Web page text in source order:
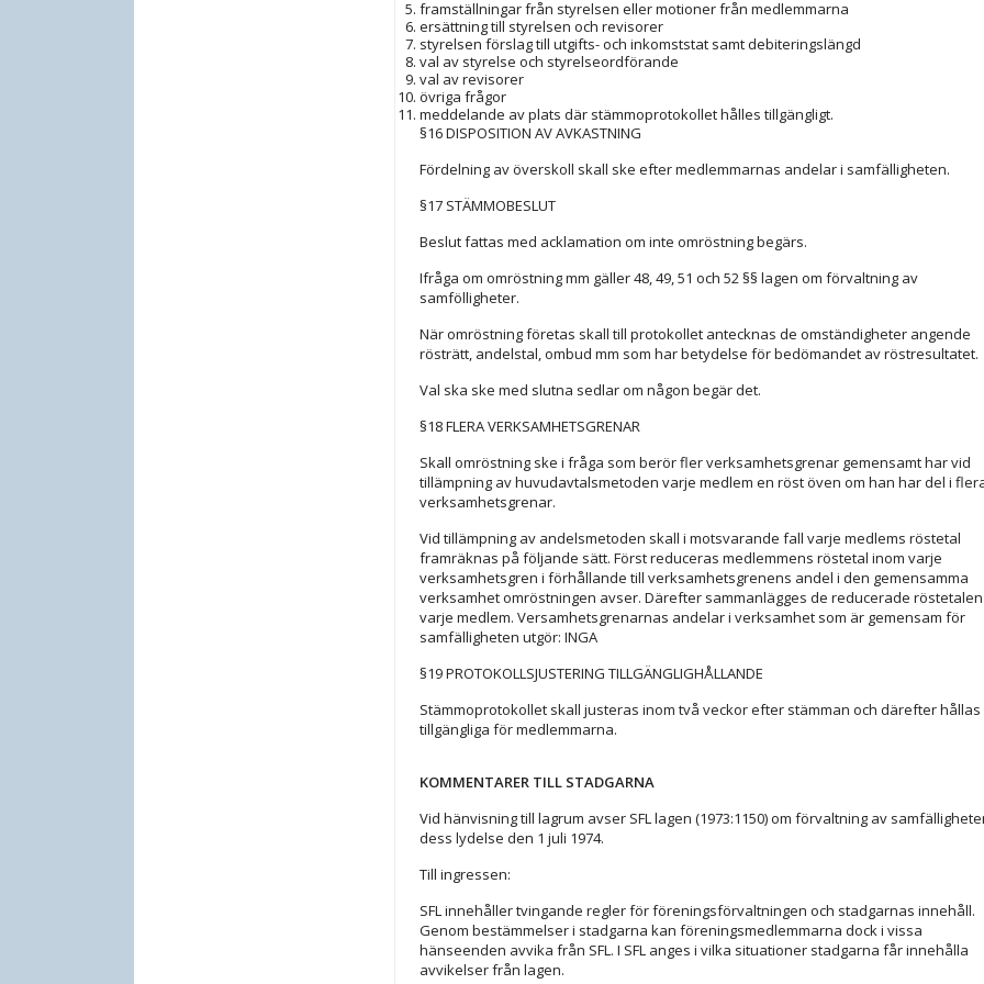
framställningar från styrelsen eller motioner från medlemmarna
ersättning till styrelsen och revisorer
styrelsen förslag till utgifts- och inkomststat samt debiteringslängd
val av styrelse och styrelseordförande
val av revisorer
övriga frågor
meddelande av plats där stämmoprotokollet hålles tillgängligt.
§16 DISPOSITION AV AVKASTNING
Fördelning av överskoll skall ske efter medlemmarnas andelar i samfälligheten.
§17 STÄMMOBESLUT
Beslut fattas med acklamation om inte omröstning begärs.
Ifråga om omröstning mm gäller 48, 49, 51 och 52 §§ lagen om förvaltning av
samfölligheter.
När omröstning företas skall till protokollet antecknas de omständigheter angende
rösträtt, andelstal, ombud mm som har betydelse för bedömandet av röstresultatet.
Val ska ske med slutna sedlar om någon begär det.
§18 FLERA VERKSAMHETSGRENAR
Skall omröstning ske i fråga som berör fler verksamhetsgrenar gemensamt har vid
tillämpning av huvudavtalsmetoden varje medlem en röst öven om han har del i
verksamhetsgrenar.
Vid tillämpning av andelsmetoden skall i motsvarande fall varje medlems röstetal
framräknas på följande sätt. Först reduceras medlemmens röstetal inom varje
verksamhetsgren i förhållande till verksamhetsgrenens andel i den gemensamma
verksamhet omröstningen avser. Därefter sammanlägges de reducerade
varje medlem. Versamhetsgrenarnas andelar i verksamhet som är gemensam för
samfälligheten utgör: INGA
§19 PROTOKOLLSJUSTERING TILLGÄNGLIGHÅLLANDE
Stämmoprotokollet skall justeras inom två veckor efter stämman och därefter hållas
tillgängliga för medlemmarna.
KOMMENTARER TILL STADGARNA
Vid hänvisning till lagrum avser SFL lagen (1973:1150) om förvaltning av
dess lydelse den 1 juli 1974.
Till ingressen:
SFL innehåller tvingande regler för föreningsförvaltningen och stadgarnas innehåll.
Genom bestämmelser i stadgarna kan föreningsmedlemmarna dock i vissa
hänseenden avvika från SFL. I SFL anges i vilka situationer stadgarna får innehålla
avvikelser från lagen.